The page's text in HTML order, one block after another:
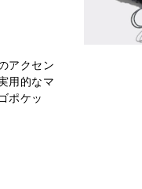
アクセン
用的なマ
ポケッ